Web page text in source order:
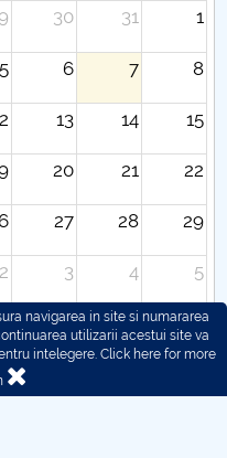
30 31 1
5 6 7 8
13 14 15
20 21 22
27 28 29
2 3 4 5
navigarea in site si numararea
utilizarii acestui site va
intelegere. Click here for more